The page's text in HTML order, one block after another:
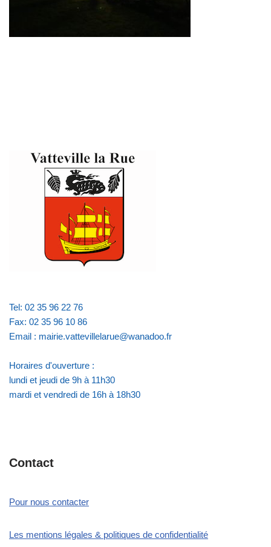
Tel: 02 35 96 22 76
Fax: 02 35 96 10 86
Email : mairie.vattevillelarue@wanadoo.fr
Horaires d'ouverture :
lundi et jeudi de 9h à 11h30
mardi et vendredi de 16h à 18h30
Contact
Pour nous contacter
Les mentions légales & politiques de confidentialité